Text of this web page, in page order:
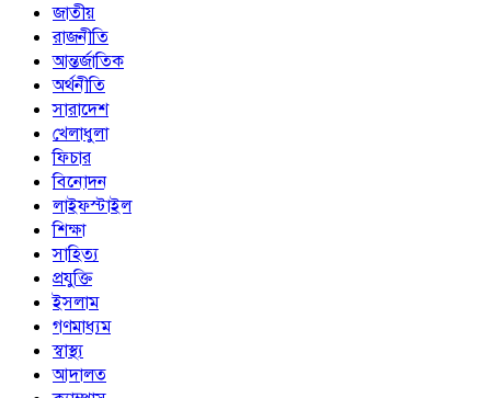
জাতীয়
রাজনীতি
আন্তর্জাতিক
অর্থনীতি
সারাদেশ
খেলাধুলা
ফিচার
বিনোদন
লাইফস্টাইল
শিক্ষা
সাহিত্য
প্রযুক্তি
ইসলাম
গণমাধ্যম
স্বাস্থ্য
আদালত